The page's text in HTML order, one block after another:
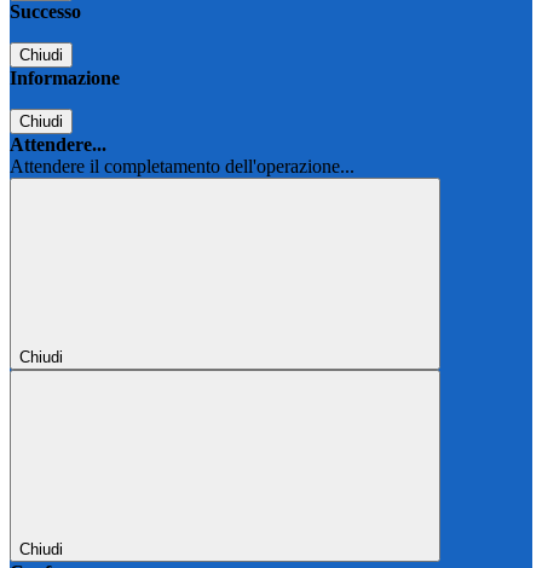
Successo
Chiudi
Informazione
Chiudi
Attendere...
Attendere il completamento dell'operazione...
Chiudi
Chiudi